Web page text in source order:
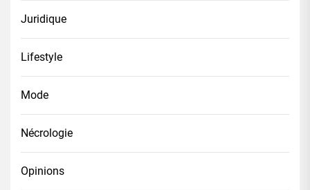
Juridique
Lifestyle
Mode
Nécrologie
Opinions